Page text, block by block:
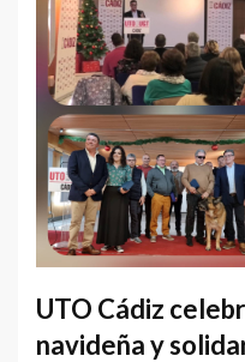
UTO Cádiz
navideña y